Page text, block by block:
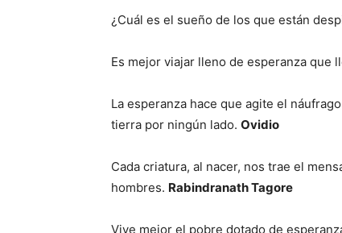
¿Cuál es el sueño de los que están
Es mejor viajar lleno de esperanza que
La esperanza hace que agite el
tierra por ningún lado. Ovidio
Cada criatura, al nacer, nos trae el
hombres. Rabindranath Tagore
Vive mejor el pobre dotado de